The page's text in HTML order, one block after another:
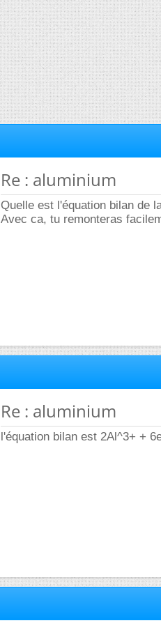
Re : aluminium
Quelle est l'équation bilan de
Avec ca, tu remonteras
Re : aluminium
l'équation bilan est 2Al^3+ +